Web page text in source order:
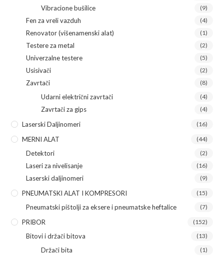
Vibracione bušilice (9)
Fen za vreli vazduh (4)
Renovator (višenamenski alat) (1)
Testere za metal (2)
Univerzalne testere (5)
Usisivači (2)
Zavrtači (8)
Udarni električni zavrtači (4)
Zavrtači za gips (4)
Laserski Daljinomeri (16)
MERNI ALAT (44)
Detektori (2)
Laseri za nivelisanje (16)
Laserski daljinomeri (9)
PNEUMATSKI ALAT I KOMPRESORI (15)
Pneumatski pištolji za eksere i pneumatske heftalice (7)
PRIBOR (152)
Bitovi i držači bitova (13)
Držači bita (1)